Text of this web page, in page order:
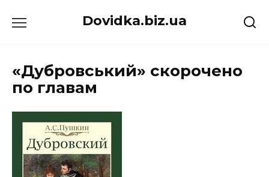
до
Dovidka.biz.ua
«Дубровський» скорочено
по главам